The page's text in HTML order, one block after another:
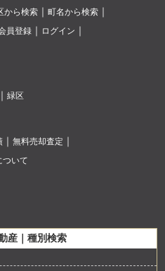
から検索
町名から検索
員登録
ログイン
緑区
無料売却査定
ついて
産｜種別検索